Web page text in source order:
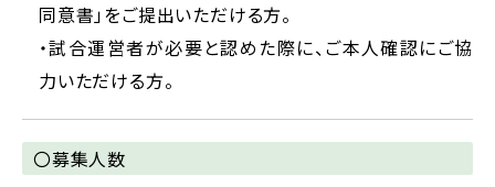
同意書」をご提出いただける方。
・試合運営者が必要と認めた際に、ご本人確認にご協
力いただける方。
〇募集人数